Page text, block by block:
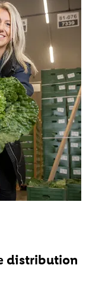
distribution